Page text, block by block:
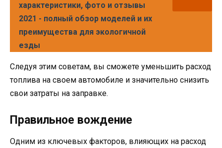
характеристики, фото и отзывы
2021 - полный обзор моделей и их
преимущества для экологичной
езды
Следуя этим советам, вы сможете уменьшить расход
топлива на своем автомобиле и значительно снизить
свои затраты на заправке.
Правильное вождение
Одним из ключевых факторов, влияющих на расход